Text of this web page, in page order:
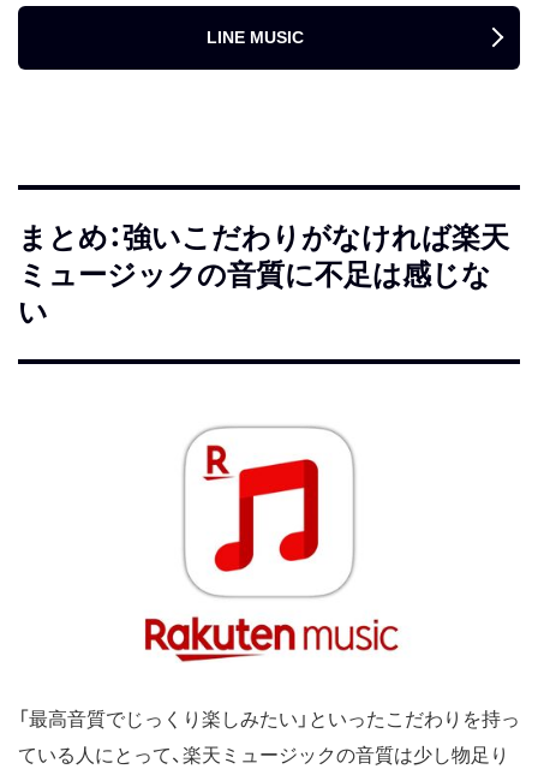
LINE MUSIC
まとめ：強いこだわりがなければ楽天
ミュージックの音質に不足は感じな
い
「最高音質でじっくり楽しみたい」といったこだわりを持っ
ている人にとって、楽天ミュージックの音質は少し物足り